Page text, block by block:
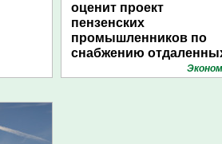
оценит проект
пензенских
промышленников по
снабжению
поселений с помощью